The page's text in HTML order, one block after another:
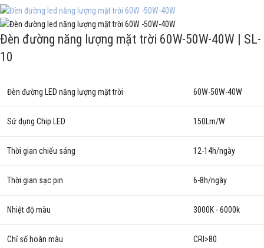
Đèn đường năng lượng mặt trời 60W-50W-40W | SL-
10
Đèn đường LED năng lượng mặt trời 60W-50W-40W
Sử dụng Chip LED 150Lm/W
Thời gian chiếu sáng 12-14h/ngày
Thời gian sạc pin 6-8h/ngày
Nhiệt độ màu 3000K - 6000k
Chỉ số hoàn màu CRI>80